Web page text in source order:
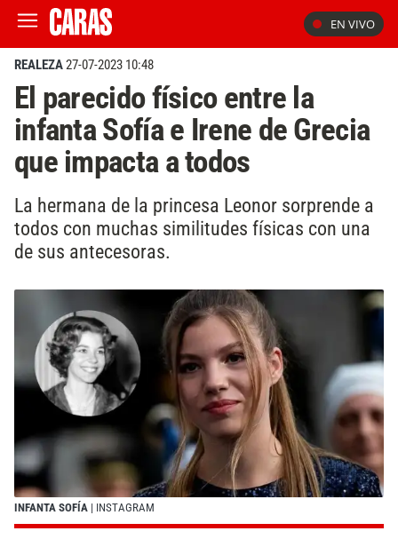
EN VIVO
REALEZA27-07-2023 10:48
El parecido físico entre la
infanta Sofía e Irene de Grecia
que impacta a todos
La hermana de la princesa Leonor sorprende a
todos con muchas similitudes físicas con una
de sus antecesoras.
INFANTA SOFÍA | INSTAGRAM